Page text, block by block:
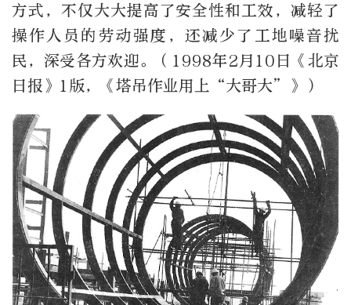
方式，不仅大大提高了安全性和工效，减轻了
操作人员的劳动强度，还减少了工地噪音扰
民，深受各方欢迎。（1998年2月10日《北京
日报》1版，《塔吊作业用上“大哥大”》）